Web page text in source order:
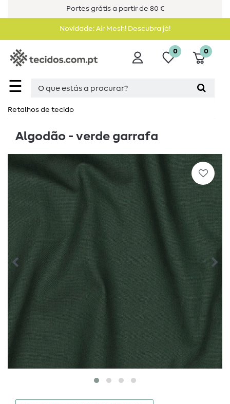
Portes grátis a partir de 80 €
Novidade: Air Mesh! Descubra já!
☰
0 0
Retalhos de tecido
Algodão - verde garrafa